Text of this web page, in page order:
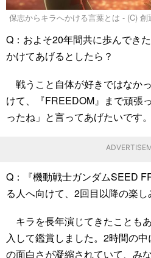
保志からキラへかける言葉とは - (C)
Q：およそ20年間共に歩んでき
かけてあげるとしたら？
戦うこと自体が好きではなか
けて、『FREEDOM』まで頑張
ったね」と言ってあげたいです。
Q：『機動戦士ガンダムSEED
る人へ向けて、2回目以降の楽し
キラを長年演じてきたことも
入して鑑賞しました。2時間の中
の面白さが凝縮されていて、み